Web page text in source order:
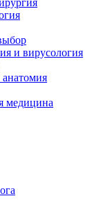
и вирусология
медицина